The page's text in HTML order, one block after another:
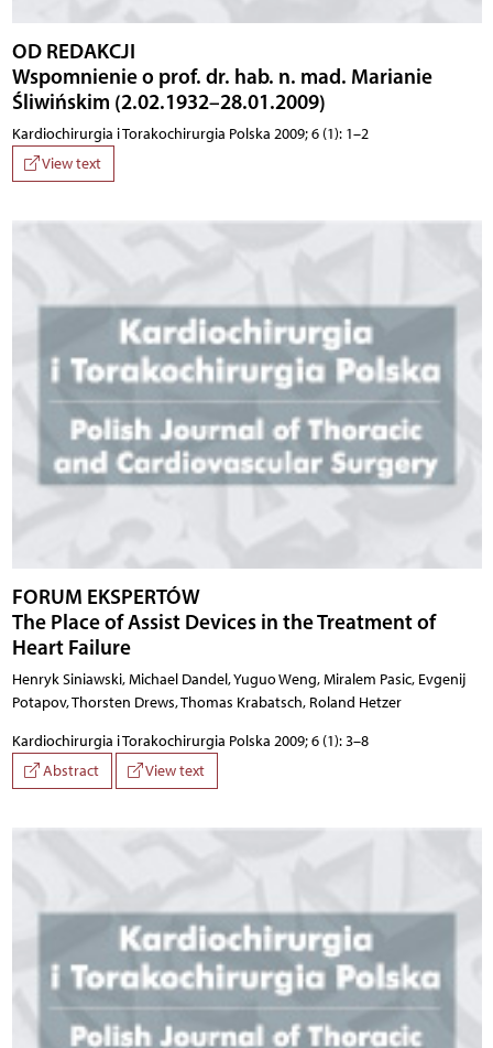
OD REDAKCJI
Wspomnienie o prof. dr. hab. n. mad. Marianie
Śliwińskim (2.02.1932–28.01.2009)
Kardiochirurgia i Torakochirurgia Polska 2009; 6 (1): 1–2
View text
FORUM EKSPERTÓW
The Place of Assist Devices in the Treatment of
Heart Failure
Henryk Siniawski, Michael Dandel, Yuguo Weng, Miralem Pasic, Evgenij
Potapov, Thorsten Drews, Thomas Krabatsch, Roland Hetzer
Kardiochirurgia i Torakochirurgia Polska 2009; 6 (1): 3–8
Abstract
View text